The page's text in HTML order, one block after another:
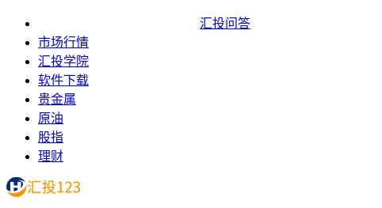
汇投问答
市场行情
汇投学院
软件下载
贵金属
原油
股指
理财